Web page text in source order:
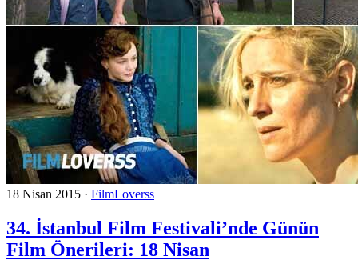
18 Nisan 2015 · FilmLoverss
34. İstanbul Film Festivali’nde Günün
Film Önerileri: 18 Nisan